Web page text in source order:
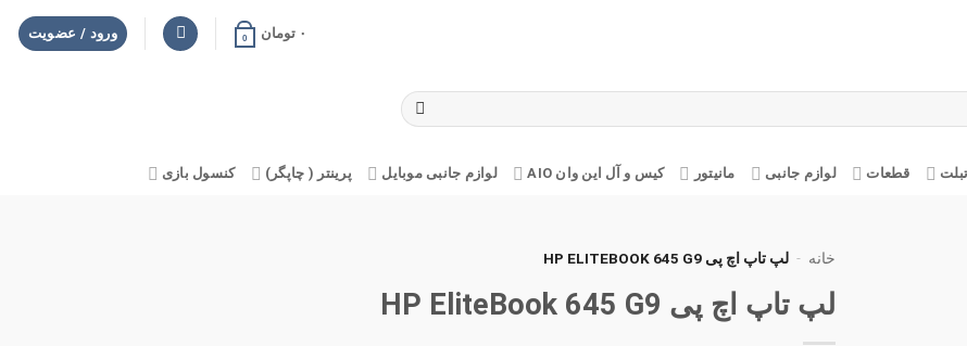
۰ تومان 0 ورود / عضویت
تبلت قطعات لوازم جانبی مانیتور کیس و آل این وان AIO لوازم جانبی موبایل پرینتر ( چاپگر) کنسول بازی
خانه - لپ تاپ اچ پی HP ELITEBOOK 645 G9
لپ تاپ اچ پی HP EliteBook 645 G9